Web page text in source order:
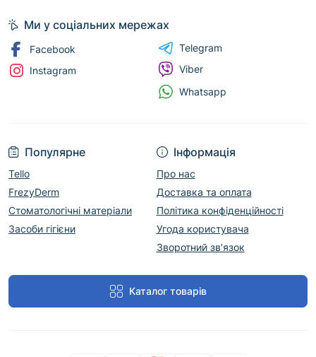
Популярне
Tello
FrezyDerm
Стоматологічні матеріали
Засоби гігієни
Інформація
Про нас
Доставка та оплата
Політика конфіденційності
Угода користувача
Зворотний зв’язок
Каталог товарів
Ми у соціальних мережах
Facebook
Instagram
Telegram
Viber
Whatsapp